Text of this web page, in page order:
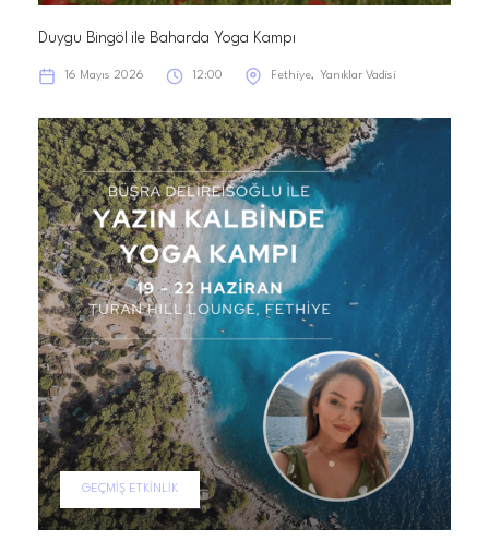
Duygu Bingöl ile Baharda Yoga Kampı
16 Mayıs 2026 12:00 Fethiye Yanıklar Vadisi
GEÇMIŞ ETKINLIK